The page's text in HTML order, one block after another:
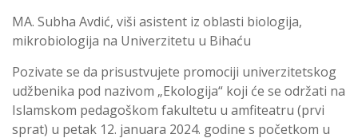
MA. Subha Avdić, viši asistent iz oblasti biologija,
mikrobiologija na Univerzitetu u Bihaću
Pozivate se da prisustvujete promociji univerzitetskog
udžbenika pod nazivom „Ekologija“ koji će se održati na
Islamskom pedagoškom fakultetu u amfiteatru (prvi
sprat) u petak 12. januara 2024. godine s početkom u